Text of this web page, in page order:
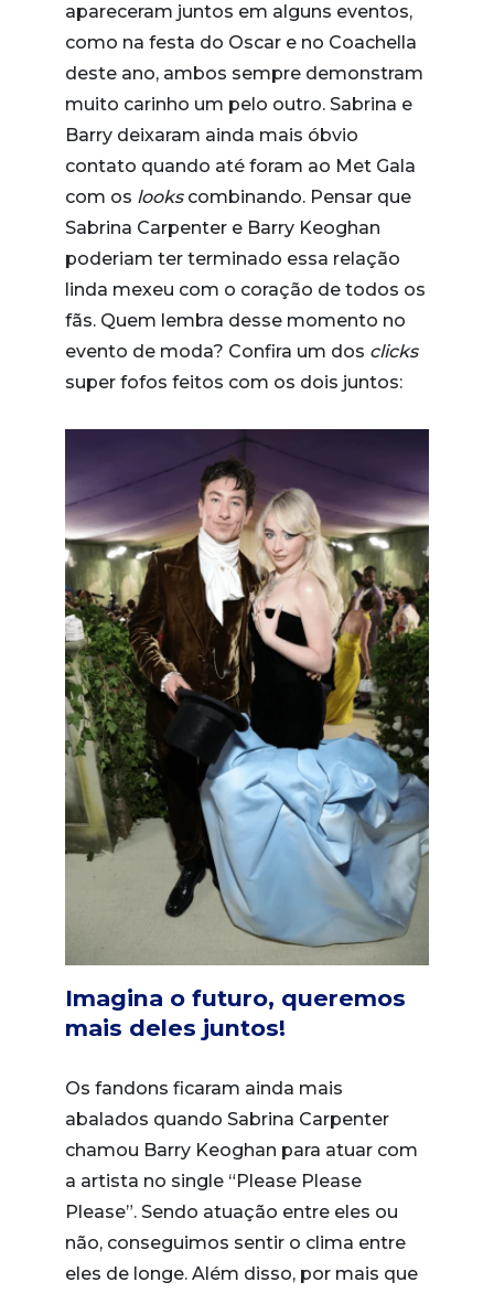
apareceram juntos em alguns eventos,
como na festa do Oscar e no Coachella
deste ano, ambos sempre demonstram
muito carinho um pelo outro. Sabrina e
Barry deixaram ainda mais óbvio
contato quando até foram ao Met Gala
com os lookscombinando. Pensar que
Sabrina Carpenter e Barry Keoghan
poderiam ter terminado essa relação
linda mexeu com o coração de todos os
fãs. Quem lembra desse momento no
evento de moda? Confira um dos clicks
super fofos feitos com os dois juntos:
Imagina o futuro, queremos
mais deles juntos!
Os fandons ficaram ainda mais
abalados quando Sabrina Carpenter
chamou Barry Keoghan para atuar com
a artista no single “Please Please
Please”. Sendo atuação entre eles ou
não, conseguimos sentir o clima entre
eles de longe. Além disso, por mais que